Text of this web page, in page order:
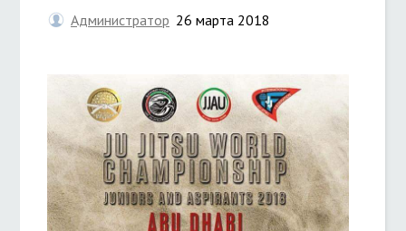
Администратор 26 марта 2018